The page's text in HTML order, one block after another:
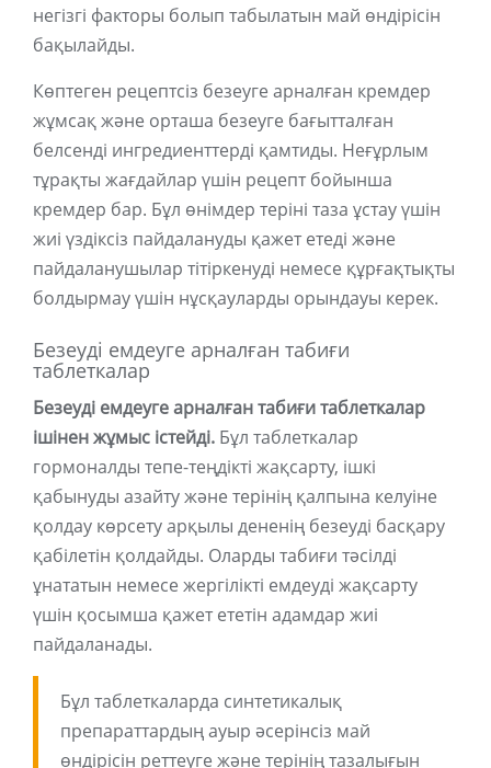
негізгі факторы болып табылатын май өндірісін
бақылайды.
Көптеген рецептсіз безеуге арналған кремдер
жұмсақ және орташа безеуге бағытталған
белсенді ингредиенттерді қамтиды. Неғұрлым
тұрақты жағдайлар үшін рецепт бойынша
кремдер бар. Бұл өнімдер теріні таза ұстау үшін
жиі үздіксіз пайдалануды қажет етеді және
пайдаланушылар тітіркенуді немесе құрғақтықты
болдырмау үшін нұсқауларды орындауы керек.
Безеуді емдеуге арналған табиғи
таблеткалар
Безеуді емдеуге арналған табиғи таблеткалар
ішінен жұмыс істейді. Бұл таблеткалар
гормоналды тепе-теңдікті жақсарту, ішкі
қабынуды азайту және терінің қалпына келуіне
қолдау көрсету арқылы дененің безеуді басқару
қабілетін қолдайды. Оларды табиғи тәсілді
ұнататын немесе жергілікті емдеуді жақсарту
үшін қосымша қажет ететін адамдар жиі
пайдаланады.
Бұл таблеткаларда синтетикалық
препараттардың ауыр әсерінсіз май
өндірісін реттеуге және терінің тазалығын